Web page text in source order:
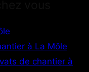
à La Môle
de chantier à